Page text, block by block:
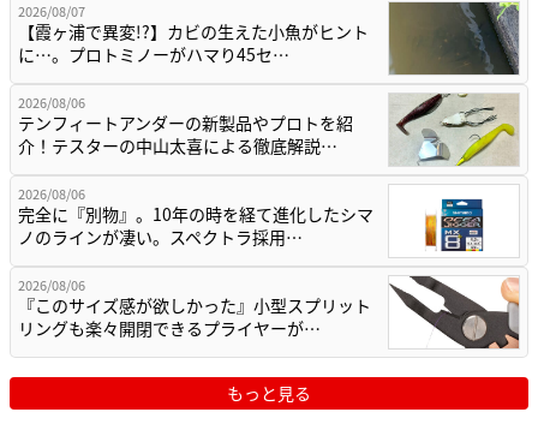
2026/08/07
【霞ヶ浦で異変!?】カビの生えた小魚がヒント
に…。プロトミノーがハマり45セ…
2026/08/06
テンフィートアンダーの新製品やプロトを紹
介！テスターの中山太喜による徹底解説…
2026/08/06
完全に『別物』。10年の時を経て進化したシマ
ノのラインが凄い。スペクトラ採用…
2026/08/06
『このサイズ感が欲しかった』小型スプリット
リングも楽々開閉できるプライヤーが…
もっと見る